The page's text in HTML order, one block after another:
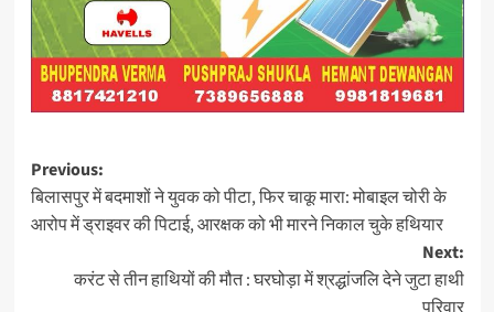
Post
navigation
Previous:
बिलासपुर में बदमाशों ने युवक को पीटा, फिर चाकू मारा: मोबाइल चोरी के
आरोप में ड्राइवर की पिटाई, आरक्षक को भी मारने निकाल चुके हथियार
Next:
करंट से तीन हाथियों की मौत : घरघोड़ा में श्रद्धांजलि देने जुटा हाथी
परिवार